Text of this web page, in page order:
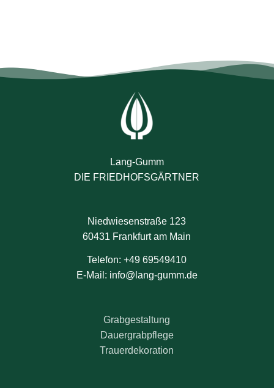
Lang-Gumm
DIE FRIEDHOFSGÄRTNER
Niedwiesenstraße 123
60431 Frankfurt am Main
Telefon: +49 69549410
E-Mail: info@lang-gumm.de
Grabgestaltung
Dauergrabpflege
Trauerdekoration